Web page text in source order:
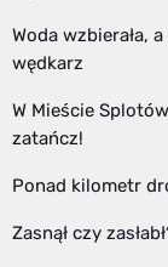
Woda wzbierała,
wędkarz
W Mieście
zatańcz!
Ponad kilometr
Zasnął czy